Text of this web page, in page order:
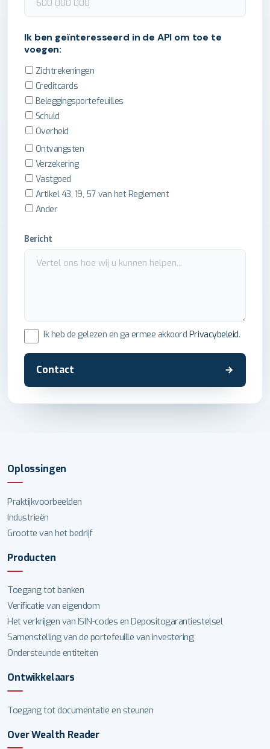
Ik ben geïnteresseerd in de API om toe te
voegen:
Zichtrekeningen
Creditcards
Beleggingsportefeuilles
Schuld
Overheid
Ontvangsten
Verzekering
Vastgoed
Artikel 43, 19, 57 van het Reglement
Ander
Bericht
Ik heb de gelezen en ga ermee akkoord Privacybeleid.
Contact
Oplossingen
Praktijkvoorbeelden
Industrieën
Grootte van het bedrijf
Producten
Toegang tot banken
Verificatie van eigendom
Het verkrijgen van ISIN-codes en Depositogarantiestelsel
Samenstelling van de portefeuille van investering
Ondersteunde entiteiten
Ontwikkelaars
Toegang tot documentatie en steunen
Over Wealth Reader